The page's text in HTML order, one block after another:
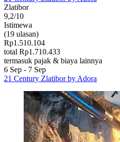
Zlatibor
9,2/10
Istimewa
(19 ulasan)
Rp1.510.104
total Rp1.710.433
termasuk pajak & biaya lainnya
6 Sep - 7 Sep
21 Century Zlatibor by Adora